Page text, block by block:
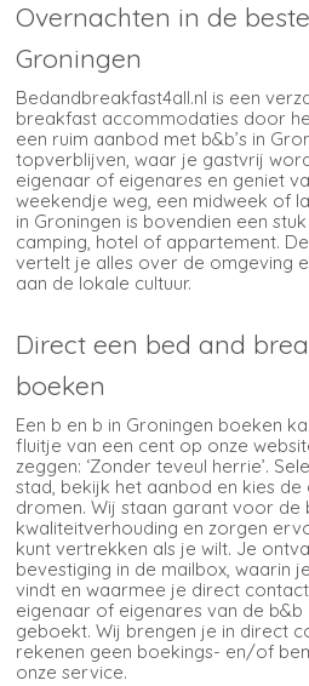
Overnachten in de beste
Groningen
Bedandbreakfast4all.nl is een
breakfast accommodaties door
een ruim aanbod met b&b’s in
topverblijven, waar je gastvrij
eigenaar of eigenares en geniet
weekendje weg, een midweek of
in Groningen is bovendien een
camping, hotel of appartement.
vertelt je alles over de omgeving
aan de lokale cultuur.
Direct een bed and
boeken
Een b en b in Groningen boeken
fluitje van een cent op onze
zeggen: ‘Zonder teveul herrie’.
stad, bekijk het aanbod en kies
dromen. Wij staan garant voor de
kwaliteitverhouding en zorgen
kunt vertrekken als je wilt. Je
bevestiging in de mailbox, waarin
vindt en waarmee je direct
eigenaar of eigenares van de
geboekt. Wij brengen je in direct
rekenen geen boekings- en/of
onze service.